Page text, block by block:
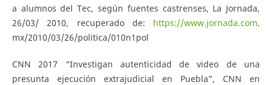
a alumnos del Tec, según fuentes castrenses, La Jornada,
26/03/ 2010, recuperado de: https://www.jornada.com.
mx/2010/03/26/politica/010n1pol
CNN 2017 “Investigan autenticidad de video de una
presunta ejecución extrajudicial en Puebla”, CNN en